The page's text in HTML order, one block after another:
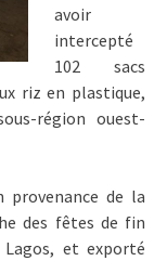
avoir
intercepté
102 sacs
riz en plastique,
région ouest-
de la
des fêtes de fin
Lagos, et exporté